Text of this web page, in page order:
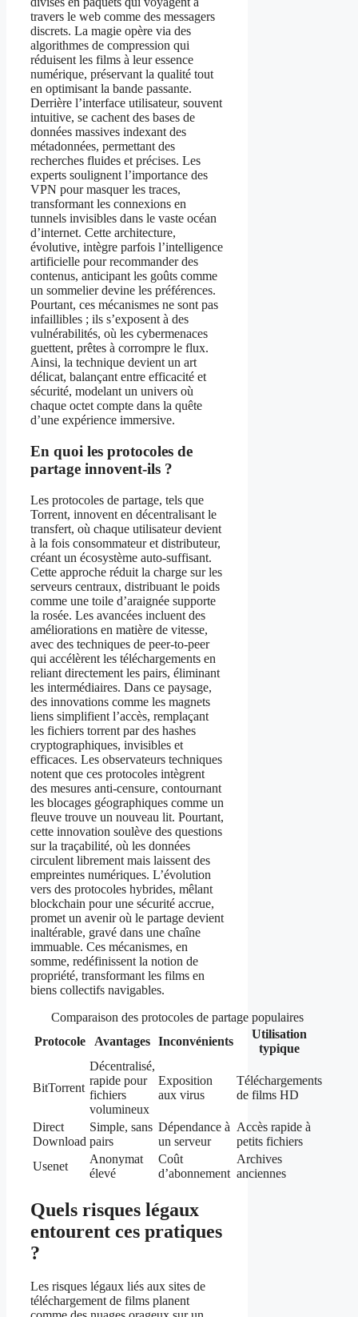
travers le web comme des messagers
discrets. La magie opère via des
algorithmes de compression qui
réduisent les films à leur essence
numérique, préservant la qualité tout
en optimisant la bande passante.
Derrière l’interface utilisateur, souvent
intuitive, se cachent des bases de
données massives indexant des
métadonnées, permettant des
recherches fluides et précises. Les
experts soulignent l’importance des
VPN pour masquer les traces,
transformant les connexions en
tunnels invisibles dans le vaste océan
d’internet. Cette architecture,
évolutive, intègre parfois l’intelligence
artificielle pour recommander des
contenus, anticipant les goûts comme
un sommelier devine les préférences.
Pourtant, ces mécanismes ne sont pas
infaillibles ; ils s’exposent à des
vulnérabilités, où les cybermenaces
guettent, prêtes à corrompre le flux.
Ainsi, la technique devient un art
délicat, balançant entre efficacité et
sécurité, modelant un univers où
chaque octet compte dans la quête
d’une expérience immersive.
En quoi les protocoles de
partage innovent-ils ?
Les protocoles de partage, tels que
Torrent, innovent en décentralisant le
transfert, où chaque utilisateur devient
à la fois consommateur et distributeur,
créant un écosystème auto-suffisant.
Cette approche réduit la charge sur les
serveurs centraux, distribuant le poids
comme une toile d’araignée supporte
la rosée. Les avancées incluent des
améliorations en matière de vitesse,
avec des techniques de peer-to-peer
qui accélèrent les téléchargements en
reliant directement les pairs, éliminant
les intermédiaires. Dans ce paysage,
des innovations comme les magnets
liens simplifient l’accès, remplaçant
les fichiers torrent par des hashes
cryptographiques, invisibles et
efficaces. Les observateurs techniques
notent que ces protocoles intègrent
des mesures anti-censure, contournant
les blocages géographiques comme un
fleuve trouve un nouveau lit. Pourtant,
cette innovation soulève des questions
sur la traçabilité, où les données
circulent librement mais laissent des
empreintes numériques. L’évolution
vers des protocoles hybrides, mêlant
blockchain pour une sécurité accrue,
promet un avenir où le partage devient
inaltérable, gravé dans une chaîne
immuable. Ces mécanismes, en
somme, redéfinissent la notion de
propriété, transformant les films en
biens collectifs navigables.
Comparaison des protocoles de partage populaires
Protocole
Avantages Inconvénients
Utilisation
typique
BitTorrent
Décentralisé,
rapide pour
fichiers
volumineux
Exposition
aux virus
Téléchargements
de films HD
Direct
Download
Simple, sans
pairs
Dépendance à
un serveur
Accès rapide à
petits fichiers
Usenet
Anonymat
élevé
Coût
d’abonnement
Archives
anciennes
Quels risques légaux
entourent ces pratiques
?
Les risques légaux liés aux sites de
téléchargement de films planent